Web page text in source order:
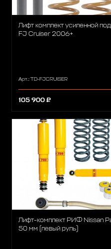
Лифт комплект усиленной
FJ Cruiser 2006+
Арт.: TD-FJCRUISER
105 900 ₽
Лифт-комплект РИФ Nissan
50 мм (левый руль)